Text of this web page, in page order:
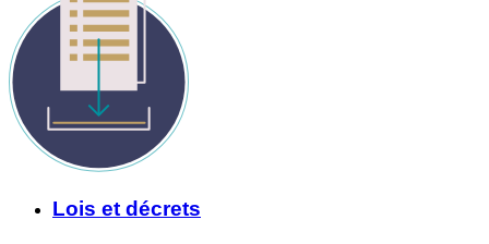
Lois et décrets